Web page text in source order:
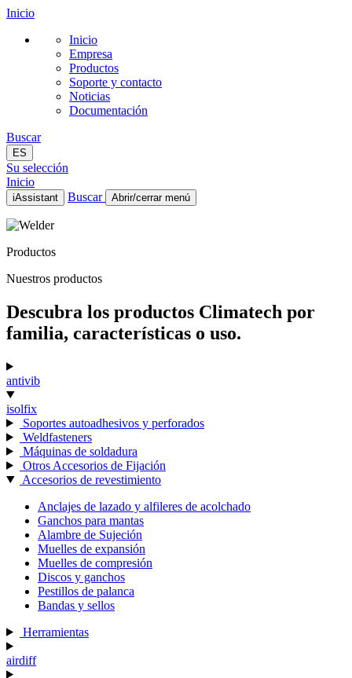
Inicio
Inicio
Empresa
Productos
Soporte y contacto
Noticias
Documentación
Buscar
ES
Su selección
Inicio
iAssistant Buscar Abrir/cerrar menú
Inicio
Productos
Noticias
ES
Productos
Nuestros productos
Descubra los productos Climatech por
familia, características o uso.
antivib
isolfix
Soportes autoadhesivos y perforados
Weldfasteners
Máquinas de soldadura
Otros Accesorios de Fijación
Accesorios de revestimiento
Anclajes de lazado y alfileres de acolchado
Ganchos para mantas
Alambre de Sujeción
Muelles de expansión
Muelles de compresión
Discos y ganchos
Pestillos de palanca
Bandas y sellos
Herramientas
airdiff